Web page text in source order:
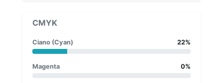
CMYK
Ciano (Cyan) 22%
Magenta 0%